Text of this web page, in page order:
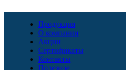
Продукция
О компании
Акции
Сертификаты
Контакты
Полезное